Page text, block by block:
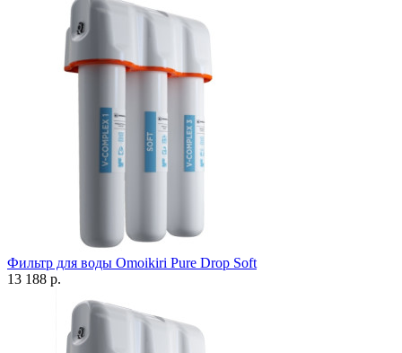
Фильтр для воды Omoikiri Pure Drop Soft
13 188 р.